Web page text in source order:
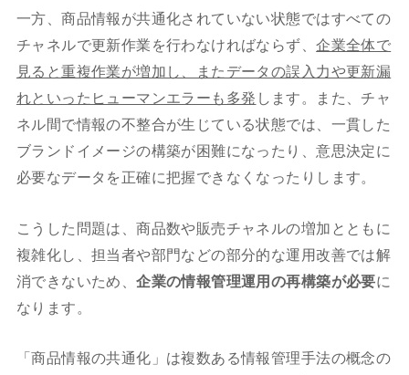
一方、商品情報が共通化されていない状態ではすべての
チャネルで更新作業を行わなければならず、企業全体で
見ると重複作業が増加し、またデータの誤入力や更新漏
れといったヒューマンエラーも多発 します。また、チャ
ネル間で情報の不整合が生じている状態では、一貫した
ブランドイメージの構築が困難になったり、意思決定に
必要なデータを正確に把握できなくなったりします。
こうした問題は、商品数や販売チャネルの増加とともに
複雑化し、担当者や部門などの部分的な運用改善では解
消できないため、企業の情報管理運用の再構築が必要に
なります。
「商品情報の共通化」は複数ある情報管理手法の概念の